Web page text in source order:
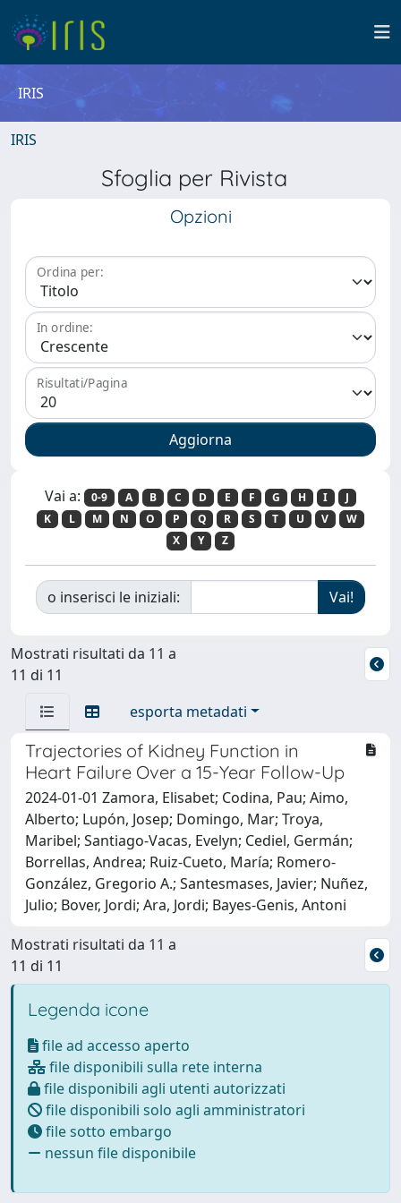
IRIS
IRIS
Sfoglia per Rivista
Opzioni
Ordina per:
In ordine:
Risultati/Pagina
Vai a: 0-9 A B C D E F G H I
J
K
L M N O P Q R S T U V
W
X
Y Z
o inserisci le iniziali:
Mostrati risultati da 11 a
11 di 11
esporta metadati
Trajectories of Kidney Function in
Heart Failure Over a 15-Year Follow-Up
2024-01-01 Zamora, Elisabet; Codina, Pau; Aimo,
Alberto; Lupón, Josep; Domingo, Mar; Troya,
Maribel; Santiago-Vacas, Evelyn; Cediel, Germán;
Borrellas, Andrea; Ruiz-Cueto, María; Romero-
González, Gregorio A.; Santesmases, Javier; Nuñez,
Julio; Bover, Jordi; Ara, Jordi; Bayes-Genis, Antoni
Mostrati risultati da 11 a
11 di 11
Legenda icone
file ad accesso aperto
file disponibili sulla rete interna
file disponibili agli utenti autorizzati
file disponibili solo agli amministratori
file sotto embargo
nessun file disponibile